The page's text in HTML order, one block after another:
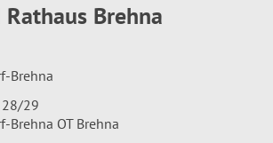
Brehna
Brehna
28/29
Brehna OT Brehna